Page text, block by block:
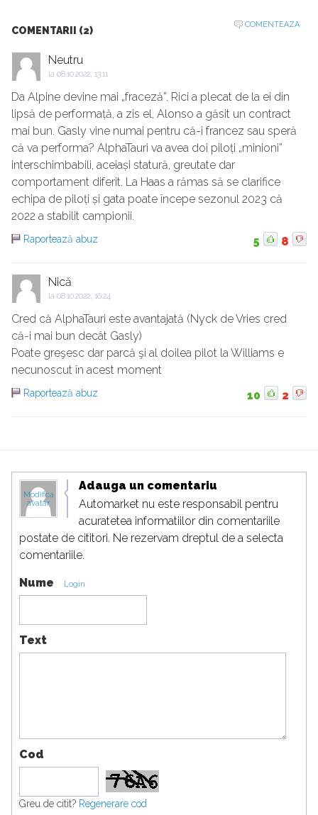
COMENTARII (2)
COMENTEAZA
Neutru
la 08.10.2022, 13:11
Da Alpine devine mai „fraceză”. Rici a plecat de la ei din
lipsă de performață, a zis el, Alonso a găsit un contract
mai bun. Gasly vine numai pentru că-i francez sau speră
că va performa? AlphaTauri va avea doi piloți „minioni”
interschimbabili, aceiași statură, greutate dar
comportament diferit. La Haas a rămas să se clarifice
echipa de piloți și gata poate începe sezonul 2023 că
2022 a stabilit campionii.
Raportează abuz 5 8
Nică
la 08.10.2022, 16:24
Cred că AlphaTauri este avantajată (Nyck de Vries cred
că-i mai bun decât Gasly)
Poate greşesc dar parcă şi al doilea pilot la Williams e
necunoscut în acest moment
Raportează abuz 10 2
Modifica
avatar
Adauga un comentariu
Automarket nu este responsabil pentru
acuratetea informatiilor din comentariile
postate de cititori. Ne rezervam dreptul de a selecta
comentariile.
Nume Login
Text
Cod
Greu de citit? Regenerare cod